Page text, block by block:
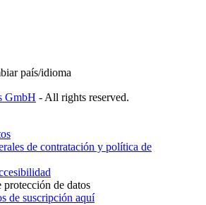
país/idioma
GmbH - All rights reserved.
de contratación y política de
de datos
de suscripción aquí